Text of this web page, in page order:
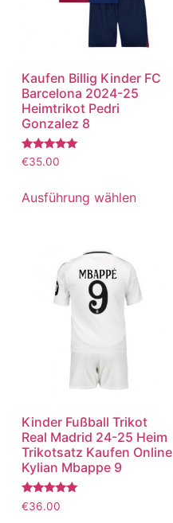
Kaufen Billig Kinder FC
Barcelona 2024-25
Heimtrikot Pedri
Gonzalez 8
Bewertet
mit
von 5
€35.00
Ausführung wählen
Kinder Fußball Trikot
Real Madrid 24-25 Heim
Trikotsatz Kaufen Online
Kylian Mbappe 9
Bewertet
mit
€36.00